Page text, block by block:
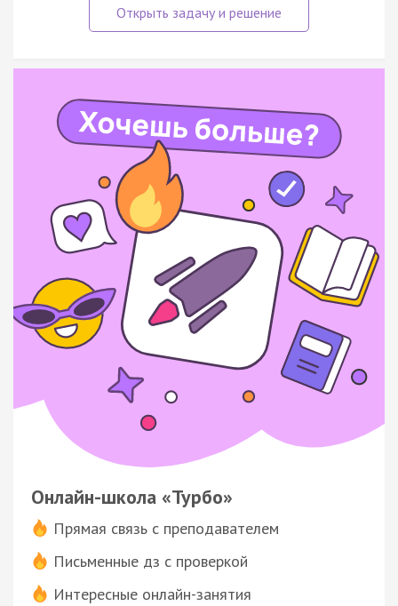
Онлайн-школа «Турбо»
Прямая связь с преподавателем
Письменные дз с проверкой
Интересные онлайн-занятия